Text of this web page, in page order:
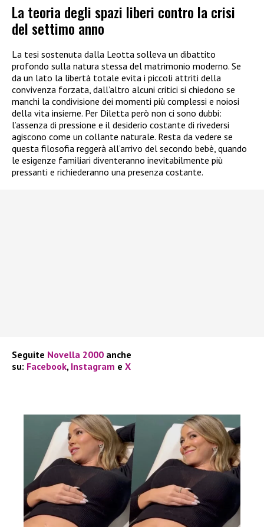
La teoria degli spazi liberi contro la crisi
del settimo anno
La tesi sostenuta dalla Leotta solleva un dibattito
profondo sulla natura stessa del matrimonio moderno. Se
da un lato la libertà totale evita i piccoli attriti della
convivenza forzata, dall’altro alcuni critici si chiedono se
manchi la condivisione dei momenti più complessi e noiosi
della vita insieme. Per Diletta però non ci sono dubbi:
l’assenza di pressione e il desiderio costante di rivedersi
agiscono come un collante naturale. Resta da vedere se
questa filosofia reggerà all’arrivo del secondo bebè, quando
le esigenze familiari diventeranno inevitabilmente più
pressanti e richiederanno una presenza costante.
Seguite Novella 2000 anche
su: Facebook, Instagram e X